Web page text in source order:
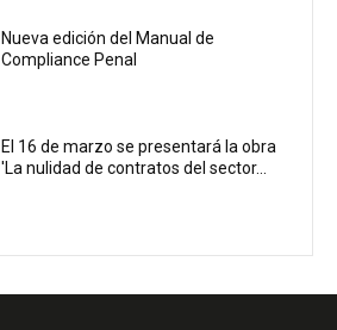
Nueva edición del Manual de
Compliance Penal
El 16 de marzo se presentará la obra
'La nulidad de contratos del sector...